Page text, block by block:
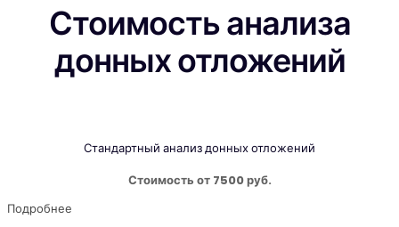
Стоимость анализа
донных отложений
Стандартный анализ донных отложений
Стоимость от 7500 руб.
Подробнее